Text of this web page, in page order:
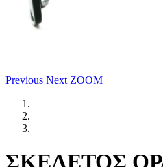
Previous Next ZOOM
ΣΚΕΛΕΤΟΣ